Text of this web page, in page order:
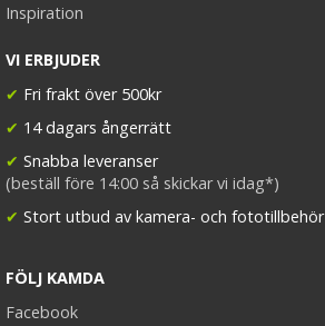
Inspiration
VI ERBJUDER
✔ Fri frakt över 500kr
✔ 14 dagars ångerrätt
✔ Snabba leveranser
(beställ före 14:00 så skickar vi idag*)
✔ Stort utbud av kamera- och fototillbehör
FÖLJ KAMDA
Facebook